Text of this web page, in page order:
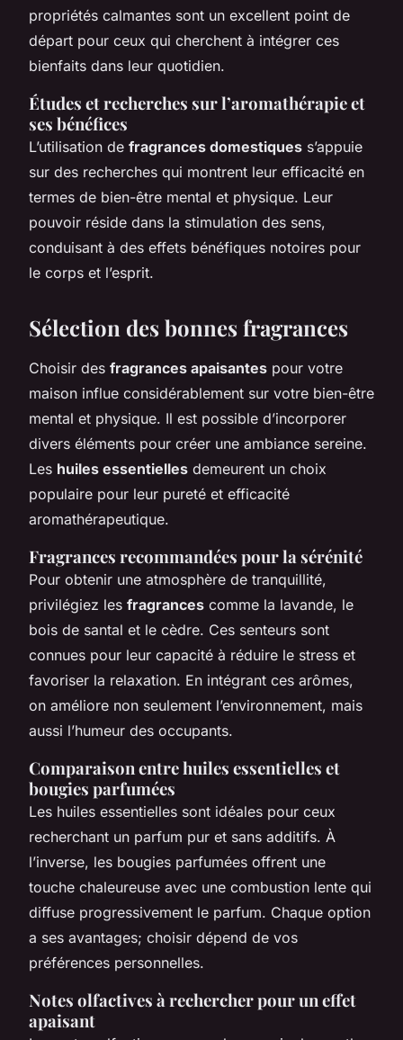
propriétés calmantes sont un excellent point de
départ pour ceux qui cherchent à intégrer ces
bienfaits dans leur quotidien.
Études et recherches sur l’aromathérapie et
ses bénéfices
L’utilisation de fragrances domestiques s’appuie
sur des recherches qui montrent leur efficacité en
termes de bien-être mental et physique. Leur
pouvoir réside dans la stimulation des sens,
conduisant à des effets bénéfiques notoires pour
le corps et l’esprit.
Sélection des bonnes fragrances
Choisir des fragrances apaisantes pour votre
maison influe considérablement sur votre bien-être
mental et physique. Il est possible d’incorporer
divers éléments pour créer une ambiance sereine.
Les huiles essentielles demeurent un choix
populaire pour leur pureté et efficacité
aromathérapeutique.
Fragrances recommandées pour la sérénité
Pour obtenir une atmosphère de tranquillité,
privilégiez les fragrances comme la lavande, le
bois de santal et le cèdre. Ces senteurs sont
connues pour leur capacité à réduire le stress et
favoriser la relaxation. En intégrant ces arômes,
on améliore non seulement l’environnement, mais
aussi l’humeur des occupants.
Comparaison entre huiles essentielles et
bougies parfumées
Les huiles essentielles sont idéales pour ceux
recherchant un parfum pur et sans additifs. À
l’inverse, les bougies parfumées offrent une
touche chaleureuse avec une combustion lente qui
diffuse progressivement le parfum. Chaque option
a ses avantages; choisir dépend de vos
préférences personnelles.
Notes olfactives à rechercher pour un effet
apaisant